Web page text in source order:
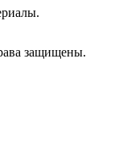
защищены.